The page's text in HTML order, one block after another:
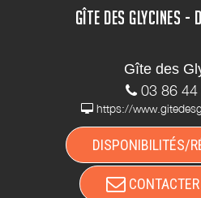
GÎTE DES GLYCINES -
Gîte des
03 86
https://
DISPONIBILITÉS/